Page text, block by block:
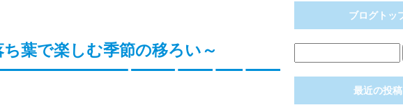
葉で楽しむ季節の移ろい～
ブログトッ
最近の投稿